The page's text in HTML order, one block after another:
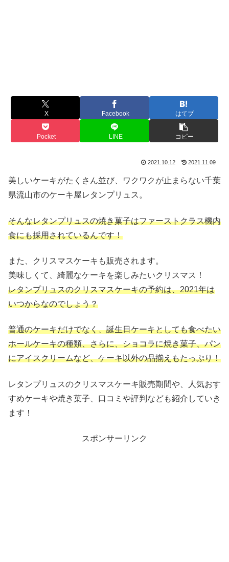
X Facebook はてブ
Pocket LINE コピー
2021.10.12 2021.11.09
美しいケーキがたくさん並び、ワクワクが止まらない千葉
県流山市のケーキ屋レタンプリュス。
そんなレタンプリュスの焼き菓子はファーストクラス機内
食にも採用されているんです！
また、クリスマスケーキも販売されます。
美味しくて、綺麗なケーキを楽しみたいクリスマス！
レタンプリュスのクリスマスケーキの予約は、2021年は
いつからなのでしょう？
普通のケーキだけでなく、誕生日ケーキとしても食べたい
ホールケーキの種類、さらに、ショコラに焼き菓子、パン
にアイスクリームなど、ケーキ以外の品揃えもたっぷり！
レタンプリュスのクリスマスケーキ販売期間や、人気おす
すめケーキや焼き菓子、口コミや評判なども紹介していき
ます！
スポンサーリンク